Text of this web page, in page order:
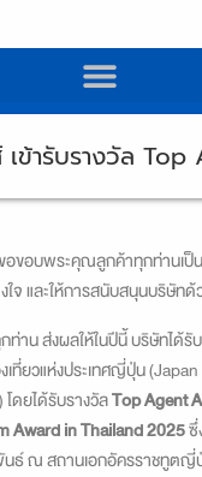
เข้ารับรางวัล
ขอขอบพระคุณลูกค้าทุกท่านเป็
ใจ และให้การสนับสนุนบริษัท
าน ส่งผลให้ในปีนี้ บริษัทได้รั
เที่ยวแห่งประเทศญี่ปุ่น
ดยได้รับรางวัลTop Agent
Award in Thailand 2025
ณ สถานเอกอัครราชทูตญี่ปุ่